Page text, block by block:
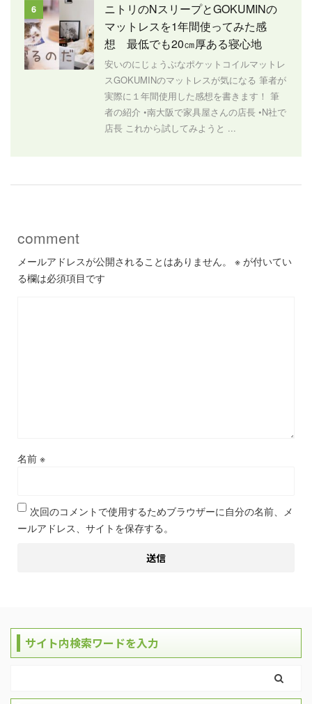
6
ニトリのNスリープとGOKUMINの
マットレスを1年間使ってみた感
想 最低でも20㎝厚ある寝心地
安いのにじょうぶなポケットコイルマットレ
スGOKUMINのマットレスが気になる 筆者が
実際に１年間使用した感想を書きます！ 筆
者の紹介 •南大阪で家具屋さんの店長 •N社で
店長 これから試してみようと ...
comment
メールアドレスが公開されることはありません。 ※ が付いてい
る欄は必須項目です
名前 ※
次回のコメントで使用するためブラウザーに自分の名前、メ
ールアドレス、サイトを保存する。
サイト内検索ワードを入力